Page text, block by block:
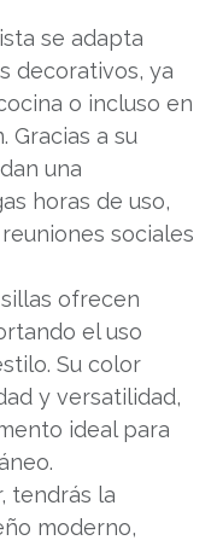
se adapta
decorativos, ya
o incluso en
Gracias a su
una
horas de uso,
sociales
ofrecen
el uso
Su color
y versatilidad,
ideal para
tendrás la
moderno,